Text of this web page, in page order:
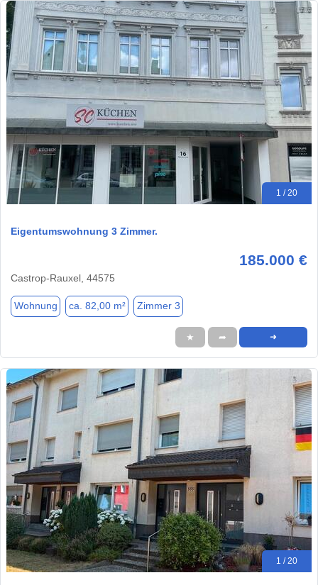
1 / 20
Eigentumswohnung 3 Zimmer.
185.000 €
Castrop-Rauxel, 44575
Wohnung ca. 82,00 m² Zimmer 3
★ ➦ ➜
1 / 20